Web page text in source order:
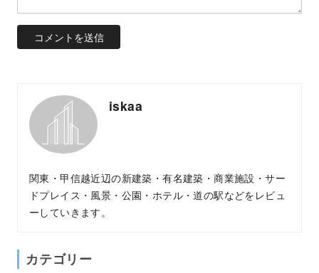
iskaa
関東・甲信越近辺の新建築・有名建築・商業施設・サー
ドプレイス・風景・公園・ホテル・道の駅などをレビュ
ーしていきます。
カテゴリー